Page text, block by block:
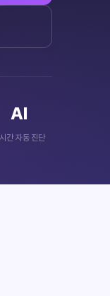
AI
간 자동 진단